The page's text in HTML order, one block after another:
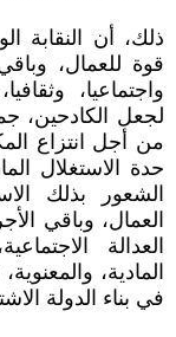
ذلك، أن النقابة
قوة للعمال،
واجتماعيا،
لجعل الكادحين،
من أجل انتزاع
حدة الاستغلال
الشعور بذلك
العمال، وباقي
العدالة
المادية،
في بناء الدولة